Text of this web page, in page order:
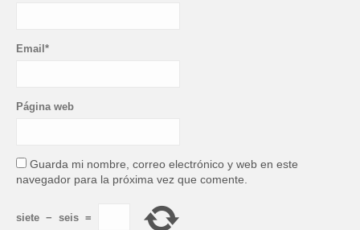
Email*
Página web
Guarda mi nombre, correo electrónico y web en este
navegador para la próxima vez que comente.
siete − seis =